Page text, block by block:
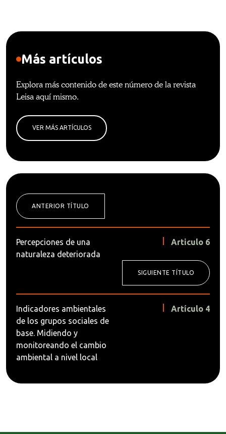
Más artículos
Explora más contenido de este número de la revista
Leisa aquí mismo.
VER MÁS ARTÍCULOS
ANTERIOR TÍTULO
Percepciones de una
naturaleza deteriorada
Articulo 6
SIGUIENTE TÍTULO
Indicadores ambientales
de los grupos sociales de
base. Midiendo y
monitoreando el cambio
ambiental a nivel local
Artículo 4